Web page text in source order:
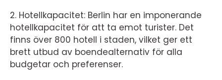
2. Hotellkapacitet: Berlin har en imponerande
hotellkapacitet för att ta emot turister. Det
finns över 800 hotell i staden, vilket ger ett
brett utbud av boendealternativ för alla
budgetar och preferenser.